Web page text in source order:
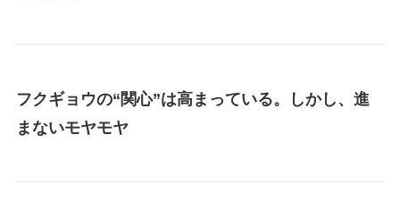
フクギョウの“関心”は高まっている。しかし、進
まないモヤモヤ